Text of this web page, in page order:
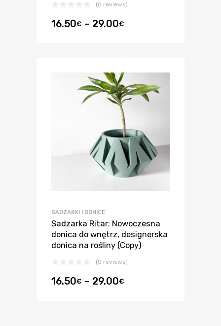
(0 reviews)
16.50€ – 29.00€
SADZARKI I DONICE
Sadzarka Ritar: Nowoczesna
donica do wnętrz, designerska
donica na rośliny (Copy)
(0 reviews)
16.50€ – 29.00€